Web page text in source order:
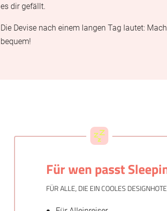
es dir gefällt.
Die Devise nach einem langen Tag lautet:
bequem!
Für wen passt
FÜR ALLE, DIE EIN COOLES